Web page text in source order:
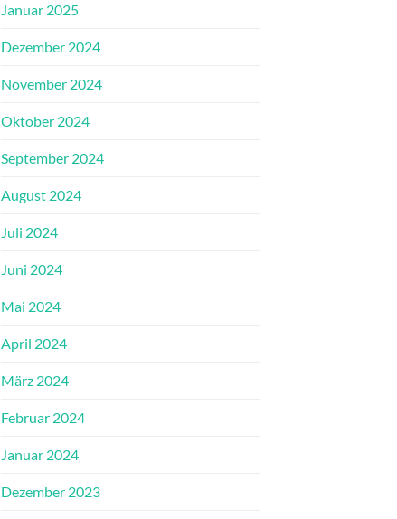
Januar 2025
Dezember 2024
November 2024
Oktober 2024
September 2024
August 2024
Juli 2024
Juni 2024
Mai 2024
April 2024
März 2024
Februar 2024
Januar 2024
Dezember 2023